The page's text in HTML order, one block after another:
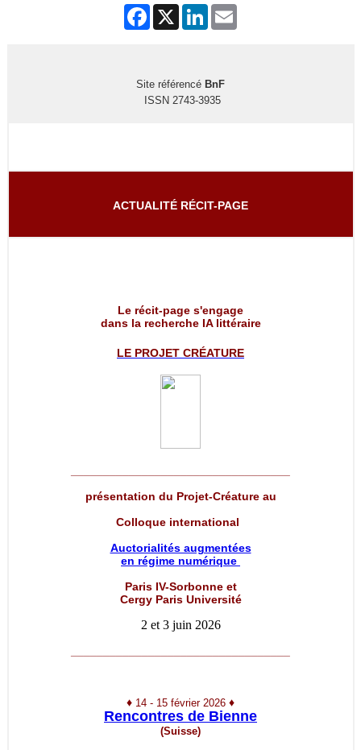
Facebook
X LinkedIn
Site référencé BnF
ISSN 2743-3935
ACTUALITÉ RÉCIT-PAGE
Le récit-page s'engage
dans la recherche IA littéraire
LE PROJET CRÉATURE
présentation du Projet-Créature au
Colloque international
Auctorialités augmentées
en régime numérique
Paris IV-Sorbonne et
Cergy Paris Université
2 et 3 juin 2026
♦ 14 - 15 février 2026 ♦
Rencontres de Bienne
(Suisse)